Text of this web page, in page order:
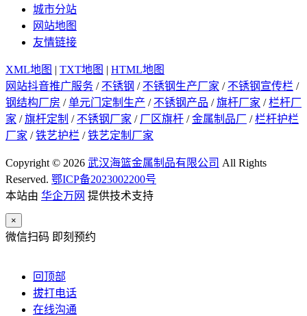
城市分站
网站地图
友情链接
XML地图 | TXT地图 | HTML地图
网站抖音推广服务 / 不锈钢 / 不锈钢生产厂家 / 不锈钢宣传栏 /
钢结构厂房 /单元门定制生产 / 不锈钢产品 /旗杆厂家 /栏杆厂
家 /旗杆定制 / 不锈钢厂家 / 厂区旗杆 /金属制品厂 /栏杆护栏
厂家 /铁艺护栏 /铁艺定制厂家
Copyright © 2026 武汉海篮金属制品有限公司 All Rights
Reserved. 鄂ICP备2023002200号
本站由 华企万网 提供技术支持
×
微信扫码 即刻预约
回顶部
拔打电话
在线沟通